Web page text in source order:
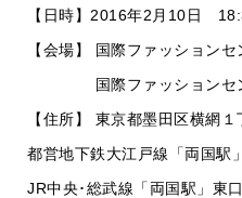
【日時】2016年2月10日
【会場】 国際ファッション
国際ファッションセンタ
【住所】 東京都墨田区横
都営地下鉄大江戸線「両国駅
JR中央･総武線「両国駅」東